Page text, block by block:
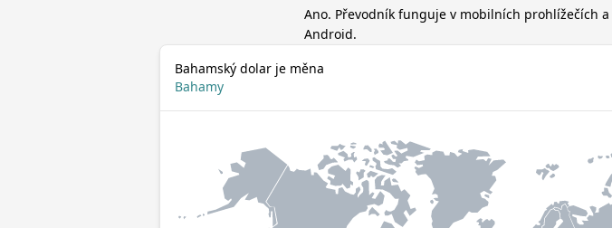
Ano. Převodník funguje v mobilních prohlížečích a
Android.
Bahamský dolar je měna
Bahamy